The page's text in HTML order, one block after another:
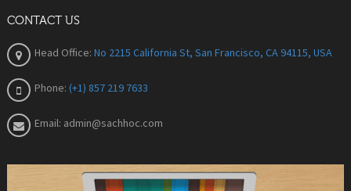
CONTACT US
Head Office: No 2215 California St, San Francisco, CA 94115, USA
Phone: (+1) 857 219 7633
Email: admin@sachhoc.com